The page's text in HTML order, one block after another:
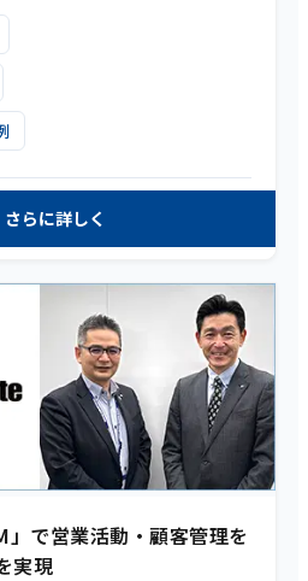
さらに詳しく
」で営業活動・顧客管理を
実現